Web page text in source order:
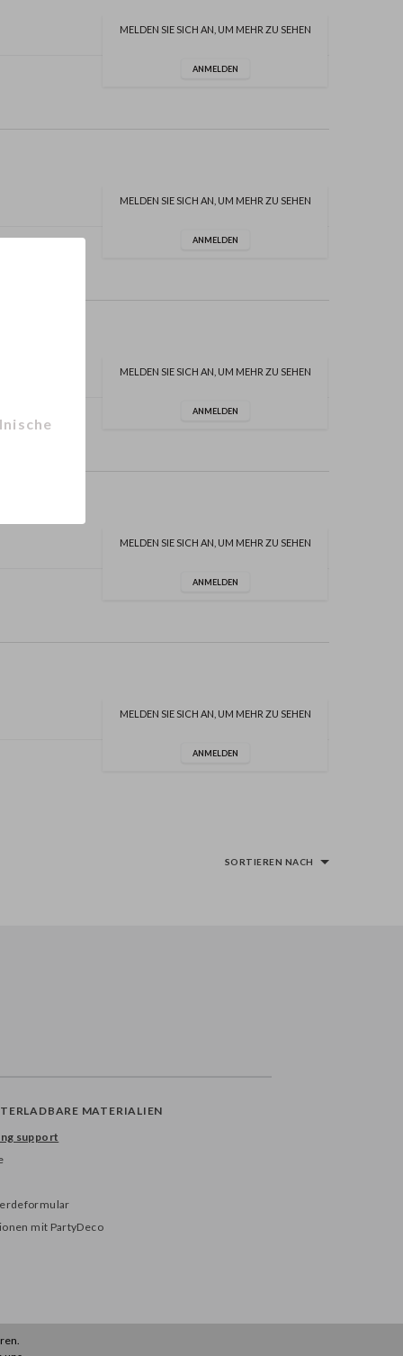
MELDEN SIE SICH AN, UM MEHR ZU SEHEN
ANMELDEN
MELDEN SIE SICH AN, UM MEHR ZU SEHEN
ANMELDEN
MELDEN SIE SICH AN, UM MEHR ZU SEHEN
ANMELDEN
MELDEN SIE SICH AN, UM MEHR ZU SEHEN
ANMELDEN
MELDEN SIE SICH AN, UM MEHR ZU SEHEN
ANMELDEN
SORTIEREN NACH
MATERIALIEN
support
mit PartyDeco